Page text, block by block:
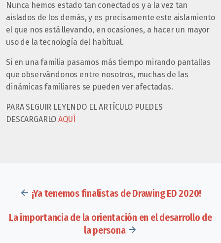
Nunca hemos estado tan conectados y a la vez tan
aislados de los demás, y es precisamente este aislamiento
el que nos está llevando, en ocasiones, a hacer un mayor
uso de la tecnología del habitual.
Si en una familia pasamos más tiempo mirando pantallas
que observándonos entre nosotros, muchas de las
dinámicas familiares se pueden ver afectadas.
PARA SEGUIR LEYENDO EL ARTÍCULO PUEDES
DESCARGARLOAQUÍ
¡Ya tenemos finalistas de Drawing ED 2020!
La importancia de la orientación en el desarrollo de
la persona